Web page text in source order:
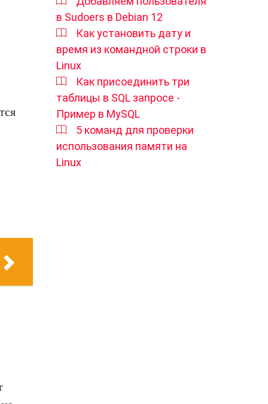
в Sudoers в Debian 12
Как установить дату и
время из командной строки в
Linux
Как присоединить три
таблицы в SQL запросе -
Пример в MySQL
5 команд для проверки
использования памяти на
Linux